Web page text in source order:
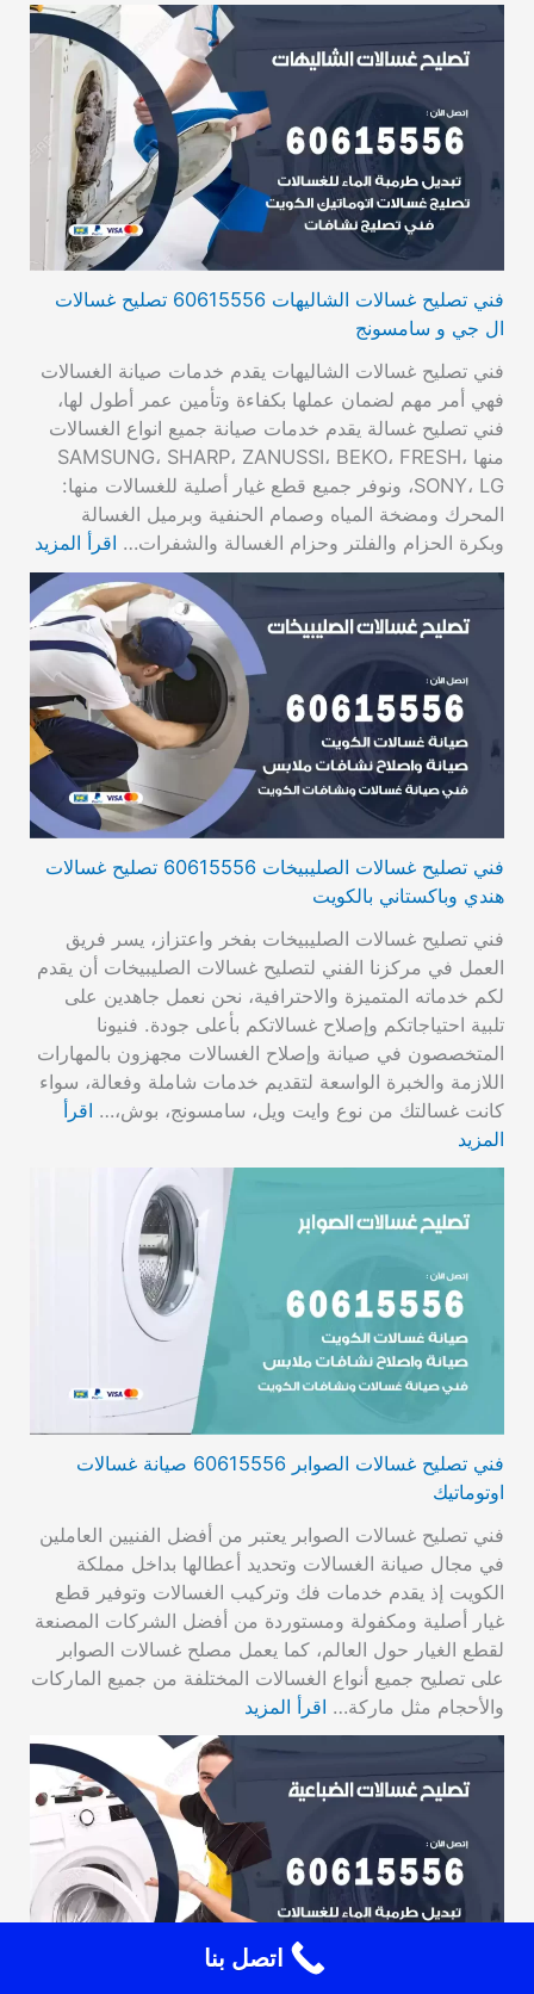
فني تصليح غسالات الشاليهات 60615556 تصليح غسالات
ال جي و سامسونج
فني تصليح غسالات الشاليهات يقدم خدمات صيانة الغسالات
فهي أمر مهم لضمان عملها بكفاءة وتأمين عمر أطول لها،
فني تصليح غسالة يقدم خدمات صيانة جميع انواع الغسالات
منها SAMSUNG، SHARP، ZANUSSI، BEKO، FRESH،
SONY، LG، ونوفر جميع قطع غيار أصلية للغسالات منها:
المحرك ومضخة المياه وصمام الحنفية وبرميل الغسالة
وبكرة الحزام والفلتر وحزام الغسالة والشفرات… اقرأ المزيد
فني تصليح غسالات الصليبيخات 60615556 تصليح غسالات
هندي وباكستاني بالكويت
فني تصليح غسالات الصليبيخات بفخر واعتزاز، يسر فريق
العمل في مركزنا الفني لتصليح غسالات الصليبيخات أن يقدم
لكم خدماته المتميزة والاحترافية، نحن نعمل جاهدين على
تلبية احتياجاتكم وإصلاح غسالاتكم بأعلى جودة. فنيونا
المتخصصون في صيانة وإصلاح الغسالات مجهزون بالمهارات
اللازمة والخبرة الواسعة لتقديم خدمات شاملة وفعالة، سواء
كانت غسالتك من نوع وايت ويل، سامسونج، بوش،… اقرأ
المزيد
فني تصليح غسالات الصوابر 60615556 صيانة غسالات
اوتوماتيك
فني تصليح غسالات الصوابر يعتبر من أفضل الفنيين العاملين
في مجال صيانة الغسالات وتحديد أعطالها بداخل مملكة
الكويت إذ يقدم خدمات فك وتركيب الغسالات وتوفير قطع
غيار أصلية ومكفولة ومستوردة من أفضل الشركات المصنعة
لقطع الغيار حول العالم، كما يعمل مصلح غسالات الصوابر
على تصليح جميع أنواع الغسالات المختلفة من جميع الماركات
والأحجام مثل ماركة… اقرأ المزيد
اتصل بنا